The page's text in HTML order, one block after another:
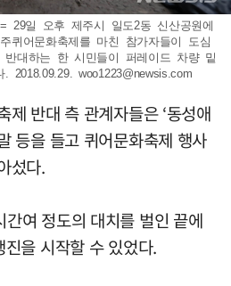
= 29일 오후 제주시 일도2동 신산공원에
퀴어문화축제를 마친 참가자들이 도심
대하는 한 시민들이 퍼레이드 차량 밑
2018.09.29. woo1223@newsis.com
제 반대 측 관계자들은 ‘동성애
등을 들고 퀴어문화축제 행사
섰다.
여 정도의 대치를 벌인 끝에
을 시작할 수 있었다.